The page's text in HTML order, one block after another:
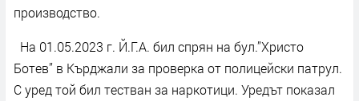
производство.
На 01.05.2023 г. Й.Г.А. бил спрян на бул.”Христо
Ботев” в Кърджали за проверка от полицейски патрул.
С уред той бил тестван за наркотици. Уредът показал